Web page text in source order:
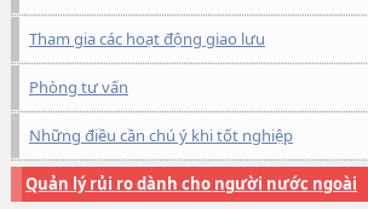
Tham gia các hoạt động giao lưu
Phòng tư vấn
Những điều cần chú ý khi tốt nghiệp
Quản lý rủi ro dành cho người nước ngoài